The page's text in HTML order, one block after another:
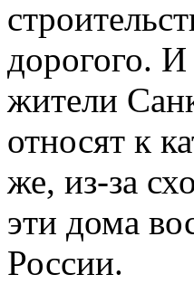
дорогого.
жители
относят к
же, из-за
эти дома
России.